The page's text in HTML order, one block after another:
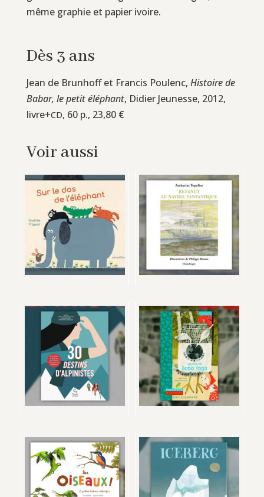
même graphie et papier ivoire.
Dès 3 ans
Jean de Brunhoff et Francis Poulenc, Histoire de
Babar, le petit éléphant, Didier Jeunesse, 2012,
livre+CD, 60 p., 23,80 €
Voir aussi